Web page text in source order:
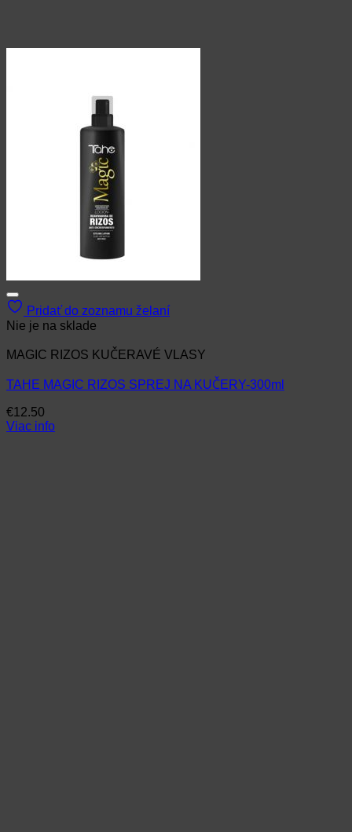
Pridať do zoznamu želaní
Nie je na sklade
MAGIC RIZOS KUČERAVÉ VLASY
TAHE MAGIC RIZOS SPREJ NA KUČERY-300ml
€12.50
Viac info